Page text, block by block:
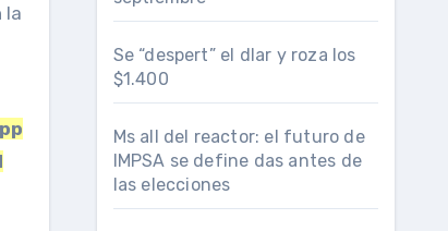
la
Se “despert” el dlar y roza los
$1.400
Ms all del reactor: el futuro de
IMPSA se define das antes de
las elecciones